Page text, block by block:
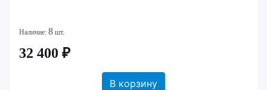
Наличие: 8 шт.
32 400 ₽
В корзину